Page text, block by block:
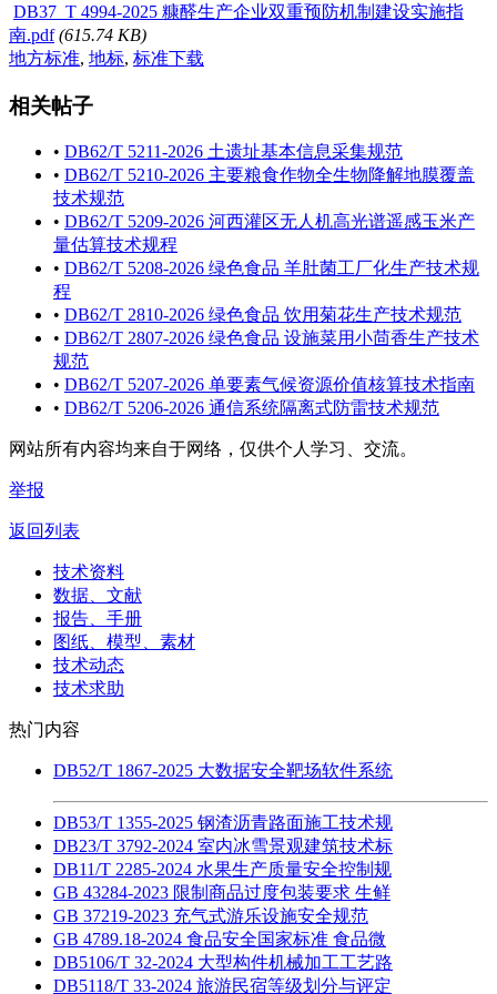
DB37_T 4994-2025 糠醛生产企业双重预防机制建设实施指
南.pdf (615.74 KB)
地方标准, 地标, 标准下载
相关帖子
• DB62/T 5211-2026 土遗址基本信息采集规范
• DB62/T 5210-2026 主要粮食作物全生物降解地膜覆盖
技术规范
• DB62/T 5209-2026 河西灌区无人机高光谱遥感玉米产
量估算技术规程
• DB62/T 5208-2026 绿色食品 羊肚菌工厂化生产技术规
程
• DB62/T 2810-2026 绿色食品 饮用菊花生产技术规范
• DB62/T 2807-2026 绿色食品 设施菜用小茴香生产技术
规范
• DB62/T 5207-2026 单要素气候资源价值核算技术指南
• DB62/T 5206-2026 通信系统隔离式防雷技术规范
网站所有内容均来自于网络，仅供个人学习、交流。
举报
返回列表
技术资料
数据、文献
报告、手册
图纸、模型、素材
技术动态
技术求助
热门内容
DB52/T 1867-2025 大数据安全靶场软件系统
DB53/T 1355-2025 钢渣沥青路面施工技术规
DB23/T 3792-2024 室内冰雪景观建筑技术标
DB11/T 2285-2024 水果生产质量安全控制规
GB 43284-2023 限制商品过度包装要求 生鲜
GB 37219-2023 充气式游乐设施安全规范
GB 4789.18-2024 食品安全国家标准 食品微
DB5106/T 32-2024 大型构件机械加工工艺路
DB5118/T 33-2024 旅游民宿等级划分与评定